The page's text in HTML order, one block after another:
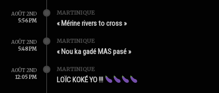
AOÛT 2ND
5:56 PM
MARTINIQUE
« Mérine rivers to cross »
AOÛT 2ND
5:48 PM
MARTINIQUE
« Nou ka gadé MAS pasé »
AOÛT 2ND
12:05 PM
MARTINIQUE
LOÏC KOKÉ YO !!!